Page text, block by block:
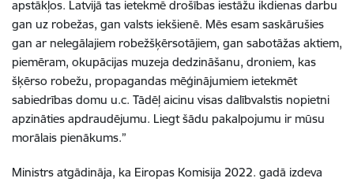
apstākļos. Latvijā tas ietekmē drošības iestāžu ikdienas darbu
gan uz robežas, gan valsts iekšienē. Mēs esam saskārušies
gan ar nelegālajiem robežšķērsotājiem, gan sabotāžas aktiem,
piemēram, okupācijas muzeja dedzināšanu, droniem, kas
šķērso robežu, propagandas mēģinājumiem ietekmēt
sabiedrības domu u.c. Tādēļ aicinu visas dalībvalstis nopietni
apzināties apdraudējumu. Liegt šādu pakalpojumu ir mūsu
morālais pienākums.”
Ministrs atgādināja, ka Eiropas Komisija 2022. gadā izdeva